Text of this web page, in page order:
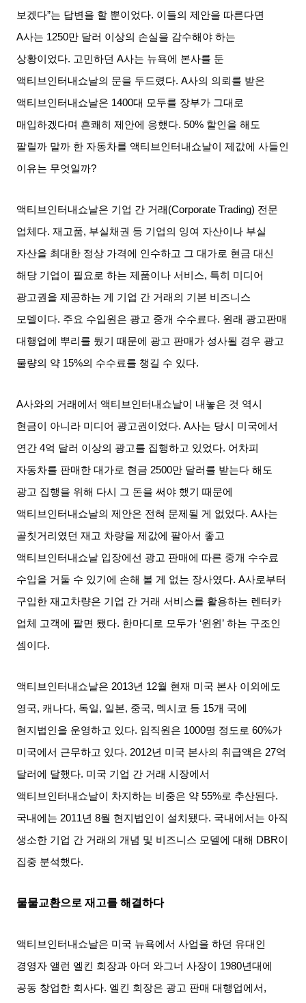
보겠다”는 답변을 할 뿐이었다. 이들의 제안을 따른다면
A사는 1250만 달러 이상의 손실을 감수해야 하는
상황이었다. 고민하던 A사는 뉴욕에 본사를 둔
액티브인터내쇼날의 문을 두드렸다. A사의 의뢰를 받은
액티브인터내쇼날은 1400대 모두를 장부가 그대로
매입하겠다며 흔쾌히 제안에 응했다. 50% 할인을 해도
팔릴까 말까 한 자동차를 액티브인터내쇼날이 제값에 사들인
이유는 무엇일까?
액티브인터내쇼날은 기업 간 거래 (Corporate Trading) 전문
업체다.재고품, 부실채권 등 기업의 잉여 자산이나 부실
자산을 최대한 정상 가격에 인수하고 그 대가로 현금 대신
해당 기업이 필요로 하는 제품이나 서비스, 특히 미디어
광고권을 제공하는 게 기업 간 거래의 기본 비즈니스
모델이다. 주요 수입원은 광고 중개 수수료다. 원래 광고판매
대행업에 뿌리를 뒀기 때문에 광고 판매가 성사될 경우 광고
물량의 약 15%의 수수료를 챙길 수 있다.
A사와의 거래에서 액티브인터내쇼날이 내놓은 것 역시
현금이 아니라 미디어 광고권이었다. A사는 당시 미국에서
연간 4억 달러 이상의 광고를 집행하고 있었다. 어차피
자동차를 판매한 대가로 현금 2500만 달러를 받는다 해도
광고 집행을 위해 다시 그 돈을 써야 했기 때문에
액티브인터내쇼날의 제안은 전혀 문제될 게 없었다. A사는
골칫거리였던 재고 차량을 제값에 팔아서 좋고
액티브인터내쇼날 입장에선 광고 판매에 따른 중개 수수료
수입을 거둘 수 있기에 손해 볼 게 없는 장사였다. A사로부터
구입한 재고차량은 기업 간 거래 서비스를 활용하는 렌터카
업체 고객에 팔면 됐다. 한마디로 모두가 ‘윈윈 ’하는 구조인
셈이다.
액티브인터내쇼날은 2013년 12월 현재 미국 본사 이외에도
영국,캐나다, 독일, 일본, 중국, 멕시코 등 15개 국에
현지법인을 운영하고 있다. 임직원은 1000명 정도로 60%가
미국에서 근무하고 있다. 2012년 미국 본사의 취급액은 27억
달러에 달했다. 미국 기업 간 거래 시장에서
액티브인터내쇼날이 차지하는 비중은 약 55%로 추산된다.
국내에는 2011년 8월 현지법인이 설치됐다. 국내에서는 아직
생소한 기업 간 거래의 개념 및 비즈니스 모델에 대해 DBR이
집중 분석했다.
물물교환으로 재고를 해결하다
액티브인터내쇼날은 미국 뉴욕에서 사업을 하던 유대인
경영자 앨런 엘킨 회장과 아더 와그너 사장이
1980년대에
공동 창업한 회사다. 엘킨 회장은 광고 판매 대행업에서 ,